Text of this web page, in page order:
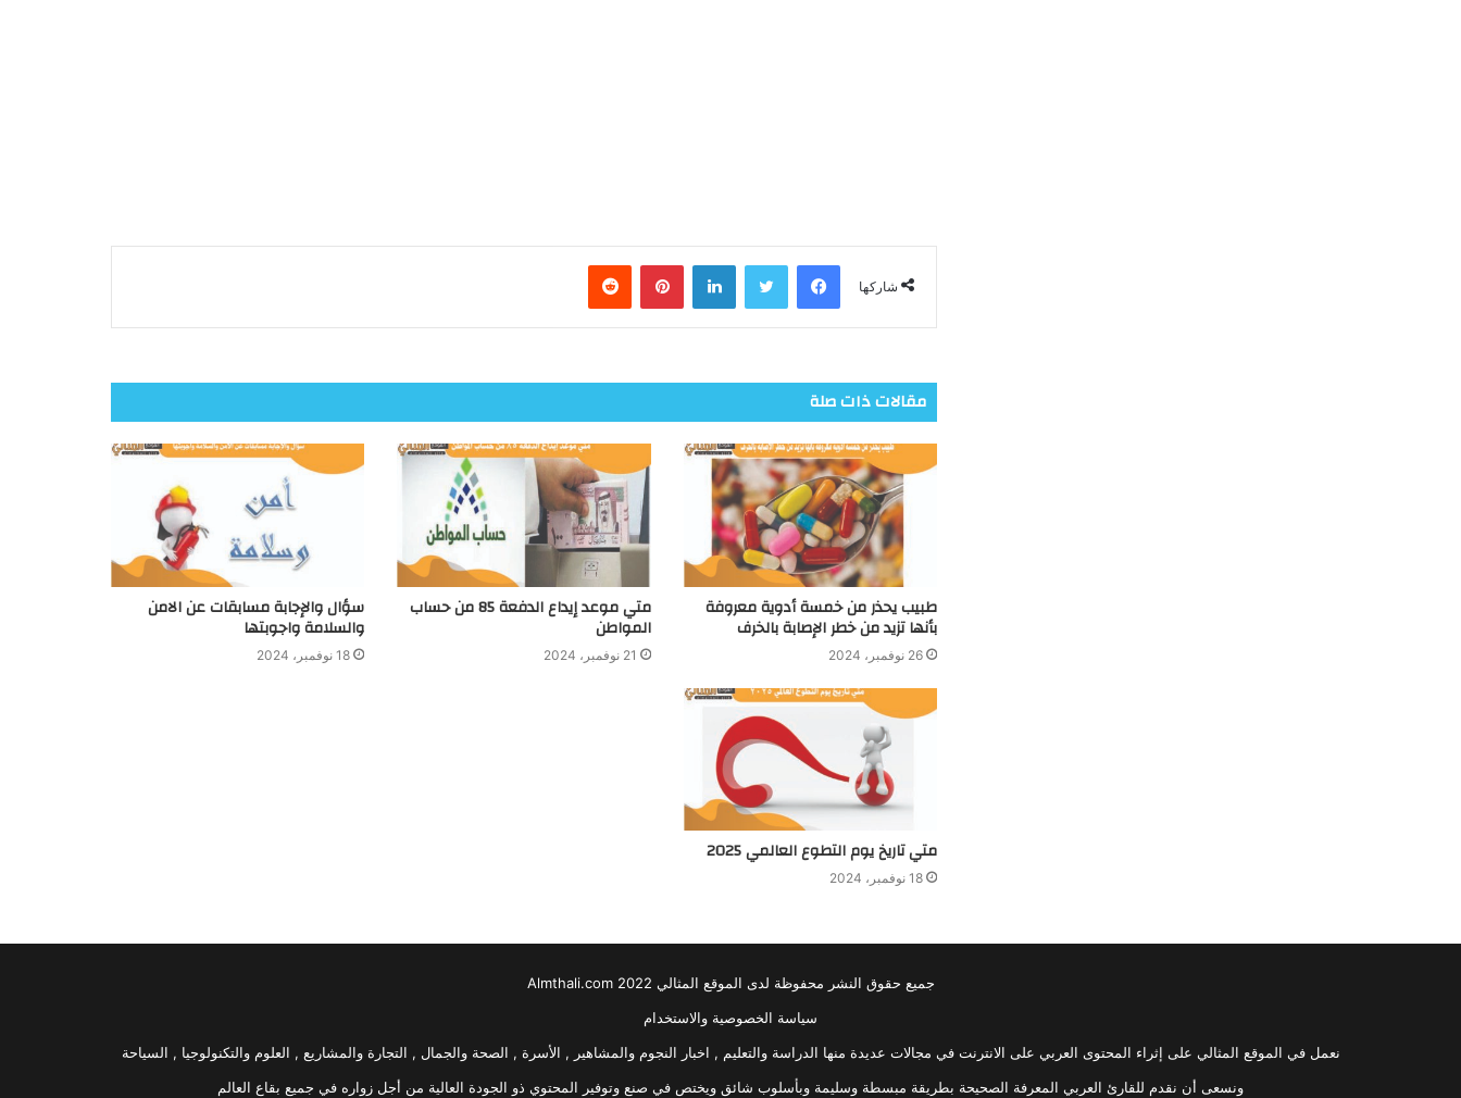
شاركها
فيسبوك تويتر لينكدإن بينتيريست
مقالات ذات صلة
طبيب يحذر من خمسة أدوية معروفة
بأنها تزيد من خطر الإصابة بالخرف
26 نوفمبر، 2024
متي موعد إيداع الدفعة 85 من حساب
المواطن
21 نوفمبر، 2024
سؤال والإجابة مسابقات عن الامن
والسلامة واجوبتها
18 نوفمبر، 2024
متي تاريخ يوم التطوع العالمي 2025
18 نوفمبر، 2024
جميع حقوق النشر محفوظة لدى الموقع المثالي 2022 Almthali.com
سياسة الخصوصية والاستخدام
نعمل في الموقع المثالي على إثراء المحتوى العربي على الانترنت في مجالات عديدة منها الدراسة والتعليم , اخبار النجوم والمشاهير , الأسرة , الصحة والجمال , التجارة والمشاريع , العلوم والتكنولوجيا , السياحة
ونسعى أن نقدم للقارئ العربي المعرفة الصحيحة بطريقة مبسطة وسليمة وبأسلوب شائق ويختص في صنع وتوفير المحتوي ذو الجودة العالية من أجل زواره في جميع بقاع العالم